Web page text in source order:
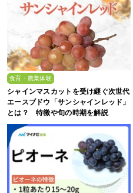
食育・農業体験
シャインマスカットを受け継ぐ次世代
エースブドウ「サンシャインレッド」
とは？ 特徴や旬の時期を解説